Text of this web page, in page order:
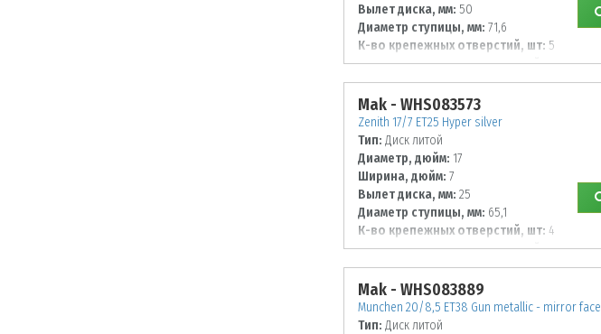
Вылет диска, мм: 50
Диаметр ступицы, мм: 71,6
К-во крепежных отверстий, шт: 5
Диаметр располож. отверстий, мм:
127
Mak - WHS083573
Zenith 17/7 ET25 Hyper silver
Тип: Диск литой
Диаметр, дюйм: 17
Ширина, дюйм: 7
Вылет диска, мм: 25
Диаметр ступицы, мм: 65,1
К-во крепежных отверстий, шт: 4
Диаметр располож. отверстий, мм:
108
Mak - WHS083889
Munchen 20/8,5 ET38 Gun metallic - mirror face
Тип: Диск литой